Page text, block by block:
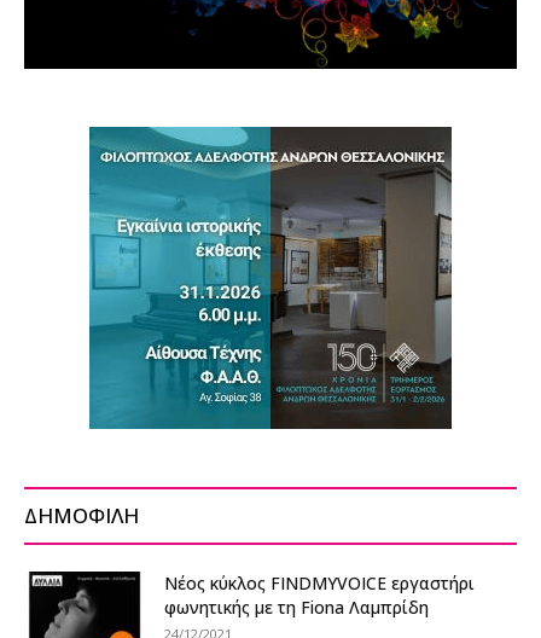
ΔΗΜΟΦΙΛΗ
Νέος κύκλος FINDMYVOICE εργαστήρι
φωνητικής με τη Fiona Λαμπρίδη
24/12/2021